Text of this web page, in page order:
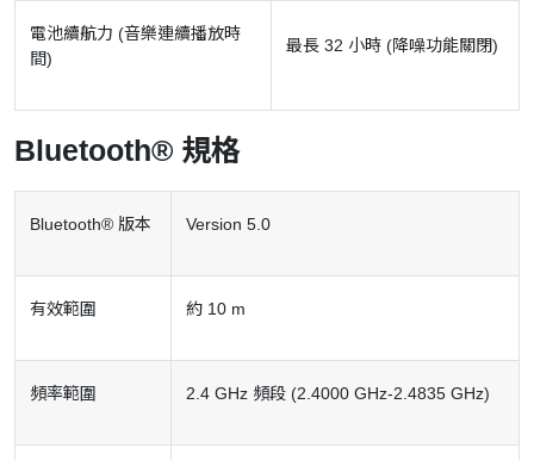
電池續航力 (音樂連續播放時
間)
最長 32 小時 (降噪功能關閉)
Bluetooth® 規格
Bluetooth® 版本 Version 5.0
有效範圍 約 10 m
頻率範圍 2.4 GHz 頻段 (2.4000 GHz-2.4835 GHz)